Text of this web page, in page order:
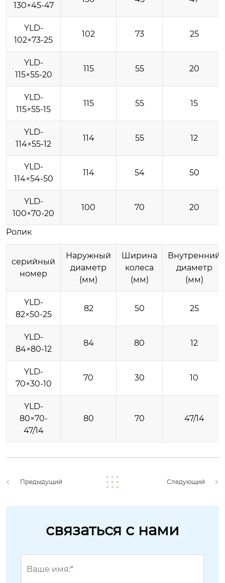
130×45-47
YLD-
102×73-25
102 73 25
YLD-
115×55-20
115 55 20
YLD-
115×55-15
115 55 15
YLD-
114×55-12
114 55 12
YLD-
114×54-50
114 54 50
YLD-
100×70-20
100 70 20
Ролик
серийный
номер
Наружный
диаметр
(мм)
Ширина
колеса
(мм)
Внутренний
диаметр
(мм)
YLD-
82×50-25
82 50 25
YLD-
84×80-12
84 80 12
YLD-
70×30-10
70 30 10
YLD-
80×70-
47/14
80 70 47/14
Предыдущий Следующий
связаться с нами